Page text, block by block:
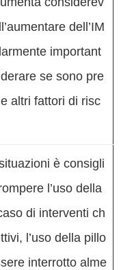
dell’IM
important
se sono pre
altri fattori di risc
è consigli
l’uso della
di interventi ch
l’uso della pillo
interrotto alme